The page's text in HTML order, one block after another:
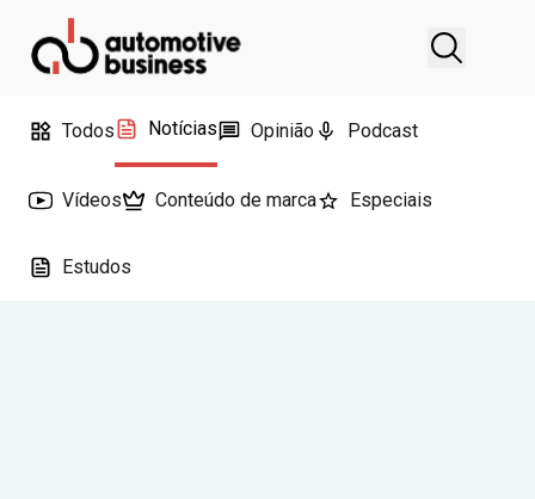
Todos Notícias Opinião Podcast
Vídeos Conteúdo de marca Especiais
Estudos